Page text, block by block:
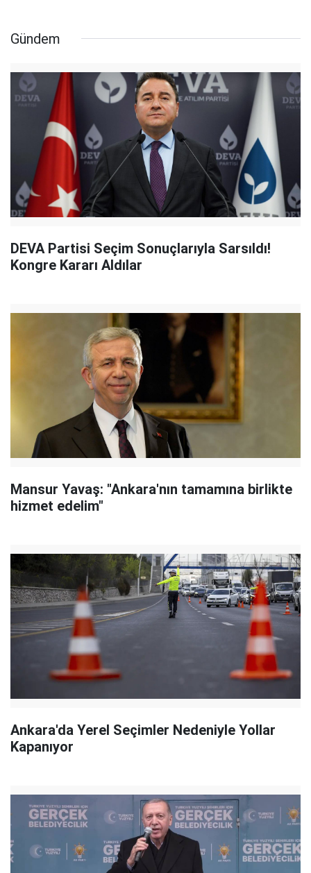
Gündem
DEVA Partisi Seçim Sonuçlarıyla Sarsıldı!
Kongre Kararı Aldılar
Mansur Yavaş: "Ankara'nın tamamına birlikte
hizmet edelim"
Ankara'da Yerel Seçimler Nedeniyle Yollar
Kapanıyor